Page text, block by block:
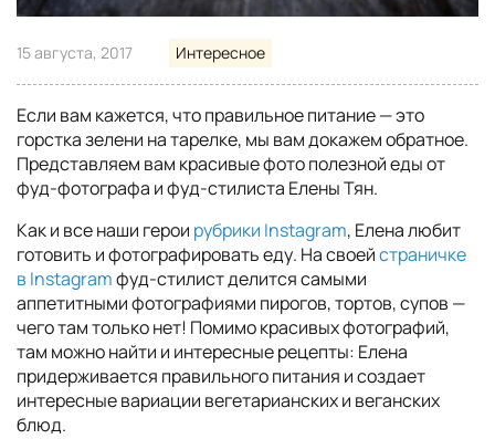
15 августа, 2017 Интересное
Если вам кажется, что правильное питание — это
горстка зелени на тарелке, мы вам докажем обратное.
Представляем вам красивые фото полезной еды от
фуд-фотографа и фуд-стилиста Елены Тян.
Как и все наши герои рубрики Instagram, Елена любит
готовить и фотографировать еду. На своейстраничке
в Instagramфуд-стилист делится самыми
аппетитными фотографиями пирогов, тортов, супов —
чего там только нет! Помимо красивых фотографий,
там можно найти и интересные рецепты: Елена
придерживается правильного питания и создает
интересные вариации вегетарианских и веганских
блюд.